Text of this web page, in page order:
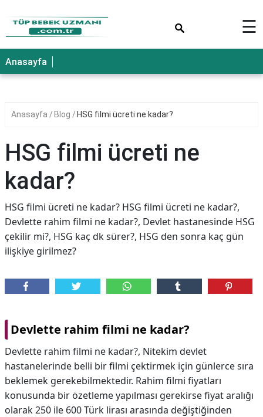
☰
Anasayfa
Anasayfa Blog HSG filmi ücreti ne kadar?
HSG filmi ücreti ne
kadar?
HSG filmi ücreti ne kadar? HSG filmi ücreti ne kadar?,
Devlette rahim filmi ne kadar?, Devlet hastanesinde HSG
çekilir mi?, HSG kaç dk sürer?, HSG den sonra kaç gün
ilişkiye girilmez?
Devlette rahim filmi ne kadar?
Devlette rahim filmi ne kadar?, Nitekim devlet
hastanelerinde belli bir filmi çektirmek için günlerce sıra
beklemek gerekebilmektedir. Rahim filmi fiyatları
konusunda bir özetleme yapılması gerekirse fiyat aralığı
olarak 250 ile 600 Türk lirası arasında değiştiğinden